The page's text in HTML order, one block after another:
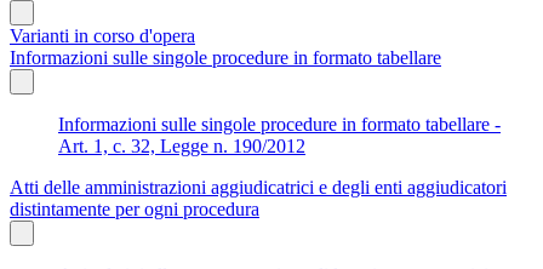
Varianti in corso d'opera
Informazioni sulle singole procedure in formato tabellare
Informazioni sulle singole procedure in formato tabellare -
Art. 1, c. 32, Legge n. 190/2012
Atti delle amministrazioni aggiudicatrici e degli enti aggiudicatori
distintamente per ogni procedura